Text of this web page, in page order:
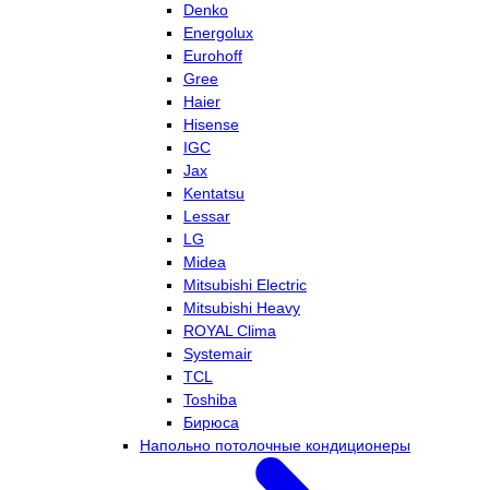
Denko
Energolux
Eurohoff
Gree
Haier
Hisense
IGC
Jax
Kentatsu
Lessar
LG
Midea
Mitsubishi Electric
Mitsubishi Heavy
ROYAL Clima
Systemair
TCL
Toshiba
Бирюса
Напольно потолочные кондиционеры